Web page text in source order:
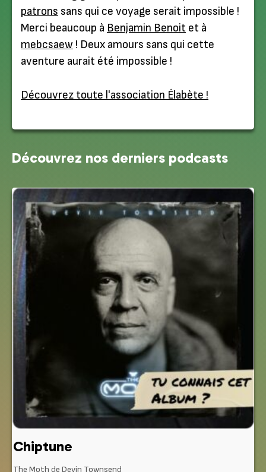
patrons sans qui ce voyage serait impossible !
Merci beaucoup à Benjamin Benoit et à
mebcsaew ! Deux amours sans qui cette
aventure aurait été impossible !
Découvrez toute l'association Élabète !
Découvrez nos derniers podcasts
Chiptune
The Moth de Devin Townsend